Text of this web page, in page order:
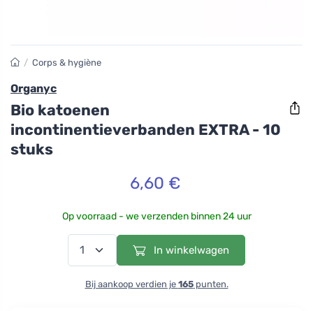
/ Corps & hygiène
Organyc
Bio katoenen
incontinentieverbanden EXTRA - 10
stuks
6,60 €
Op voorraad - we verzenden binnen 24 uur
In winkelwagen
Bij aankoop verdien je 165punten.